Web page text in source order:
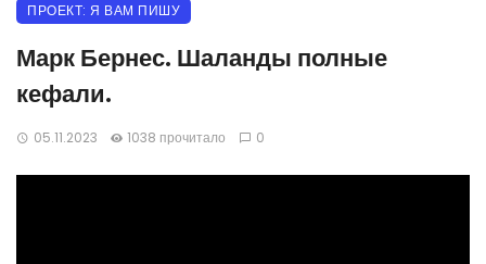
ПРОЕКТ: Я ВАМ ПИШУ
Марк Бернес. Шаланды полные
кефали.
05.11.2023 1038 прочитало 0